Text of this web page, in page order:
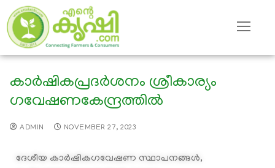
കാര്‍ഷികപ്രദര്‍ശനം ശ്രീകാര്യം
ഗവേഷണകേന്ദ്രത്തില്‍
ADMIN NOVEMBER 27, 2023
ദേശീയ കാര്‍ഷികഗവേഷണ സ്ഥാപനങ്ങള്‍,